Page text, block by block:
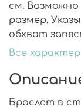
см.
размер.
обхват
Все
Браслет в